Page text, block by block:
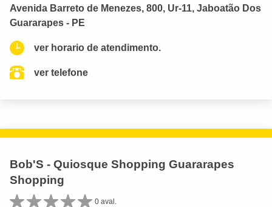
Avenida Barreto de Menezes, 800, Ur-11, Jaboatão Dos
Guararapes - PE
ver horario de atendimento.
ver telefone
Bob'S - Quiosque Shopping Guararapes
Shopping
0 aval.